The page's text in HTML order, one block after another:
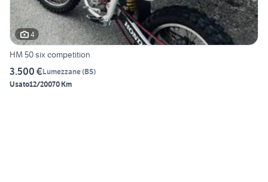
4
HM 50 six competition
3.500 €Lumezzane(BS)
Usato12/20070 Km